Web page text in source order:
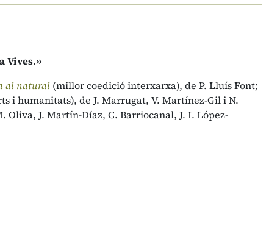
Vives.»
al natural (millor coedició interxarxa), de P. Lluís Font;
i humanitats), de J. Marrugat, V. Martínez-Gil i N.
J. Martín-Díaz, C. Barriocanal, J. I. López-